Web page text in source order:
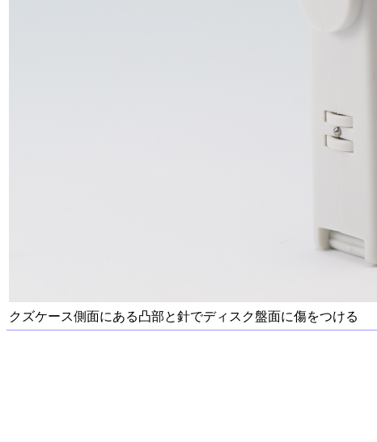
クズケース側面にある凸部と針でディスク盤面に傷をつける